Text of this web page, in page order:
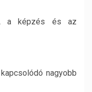
a képzés és az
nagyobb